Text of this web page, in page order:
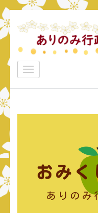
ン
ツ
へ
ス
キ
ッ
プ
(Enter
押
す)
ありのみ行
あなたのナシをアリ！に変